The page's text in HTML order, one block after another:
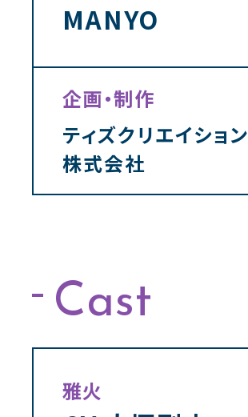
MANYO
企画・制作
ティズクリエイション
株式会社
Cast
雅火